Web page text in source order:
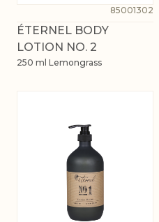
85001302
ÉTERNEL BODY
LOTION NO. 2
250 ml Lemongrass